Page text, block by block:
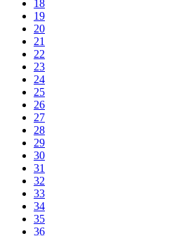
18
19
20
21
22
23
24
25
26
27
28
29
30
31
32
33
34
35
36